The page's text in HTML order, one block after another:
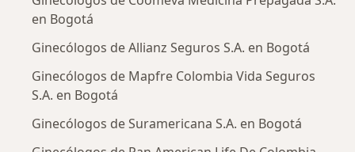
en Bogotá
Ginecólogos de Allianz Seguros S.A. en Bogotá
Ginecólogos de Mapfre Colombia Vida Seguros
S.A. en Bogotá
Ginecólogos de Suramericana S.A. en Bogotá